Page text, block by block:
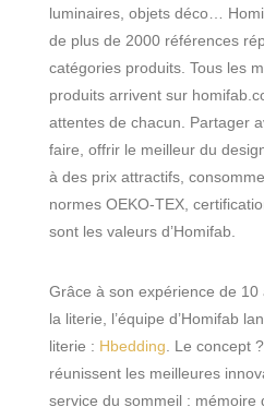
luminaires, objets déco…
de plus de 2000 références
catégories produits. Tous les
produits arrivent sur
attentes de chacun. Partager
faire, offrir le meilleur du
à des prix attractifs,
normes OEKO-TEX,
sont les valeurs d’Homifab.
Grâce à son expérience de
la literie, l’équipe d’Homifab
literie : Hbedding . Le concept
réunissent les meilleures
service du sommeil : mémoire